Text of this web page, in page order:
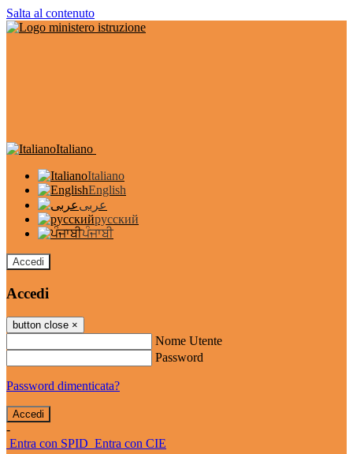
Salta al contenuto
Italiano
Italiano
English
عربى
русский
ਪੰਜਾਬੀ
Accedi
Accedi
button close ×
Nome Utente
Password
Password dimenticata?
-
Entra con SPID Entra con CIE